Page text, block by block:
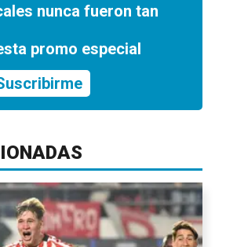
nunca fueron tan
promo especial